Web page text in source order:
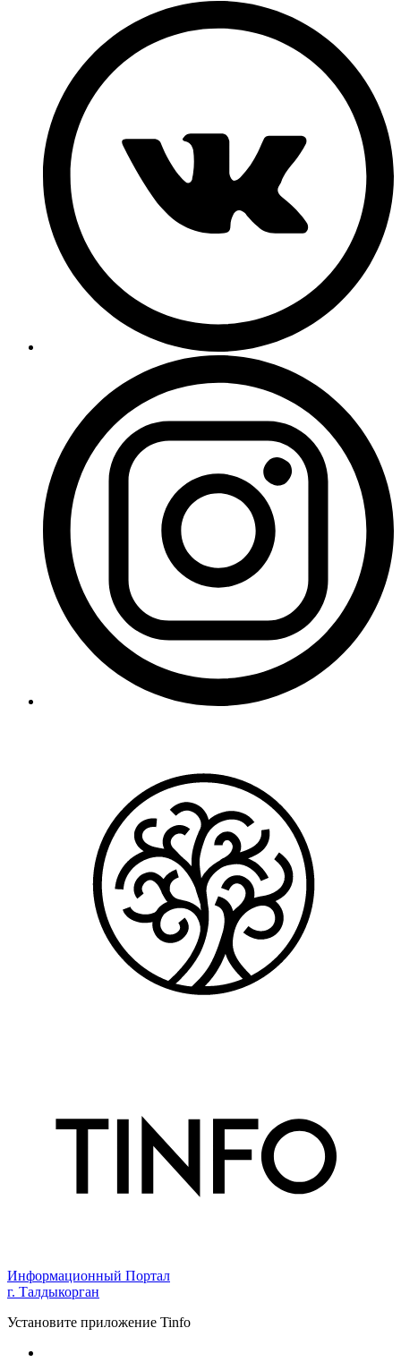
Информационный Портал
г. Талдыкорган
Установите приложение Tinfo